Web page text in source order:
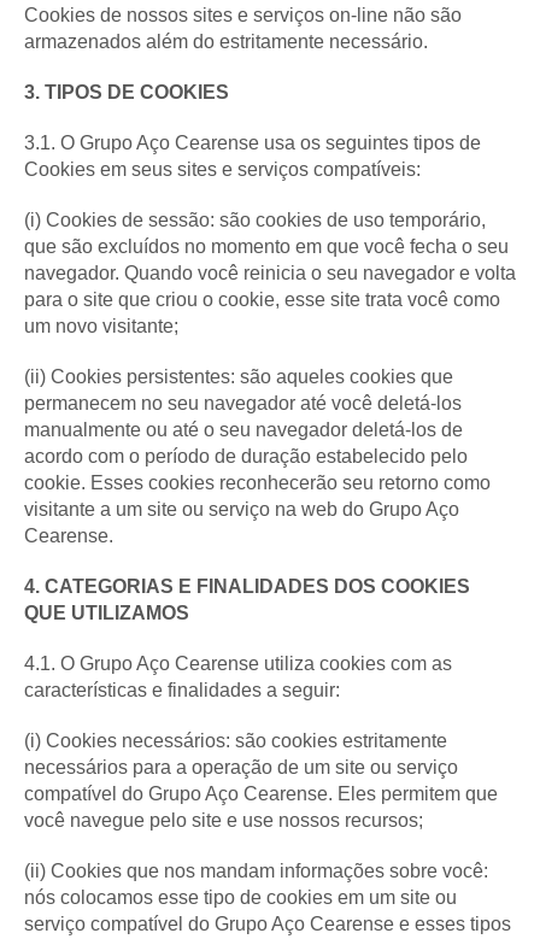
Cookies de nossos sites e serviços on-line não são
armazenados além do estritamente necessário.
3. TIPOS DE COOKIES
3.1. O Grupo Aço Cearense usa os seguintes tipos de
Cookies em seus sites e serviços compatíveis:
(i) Cookies de sessão: são cookies de uso temporário,
que são excluídos no momento em que você fecha o seu
navegador. Quando você reinicia o seu navegador e volta
para o site que criou o cookie, esse site trata você como
um novo visitante;
(ii) Cookies persistentes: são aqueles cookies que
permanecem no seu navegador até você deletá-los
manualmente ou até o seu navegador deletá-los de
acordo com o período de duração estabelecido pelo
cookie. Esses cookies reconhecerão seu retorno como
visitante a um site ou serviço na web do Grupo Aço
Cearense.
4. CATEGORIAS E FINALIDADES DOS COOKIES
QUE UTILIZAMOS
4.1. O Grupo Aço Cearense utiliza cookies com as
características e finalidades a seguir:
(i) Cookies necessários: são cookies estritamente
necessários para a operação de um site ou serviço
compatível do Grupo Aço Cearense. Eles permitem que
você navegue pelo site e use nossos recursos;
(ii) Cookies que nos mandam informações sobre você:
nós colocamos esse tipo de cookies em um site ou
serviço compatível do Grupo Aço Cearense e esses tipos